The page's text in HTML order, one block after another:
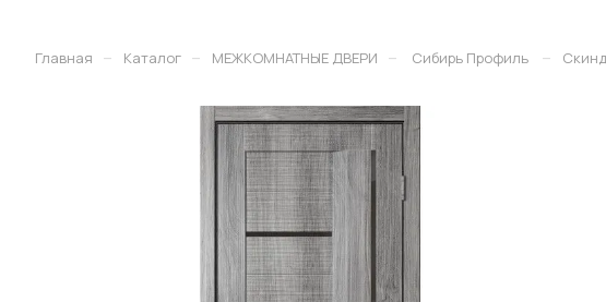
Главная – Каталог – МЕЖКОМНАТНЫЕ ДВЕРИ – Сибирь Профиль –